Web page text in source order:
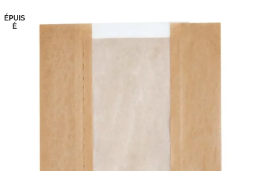
ÉPUIS
É